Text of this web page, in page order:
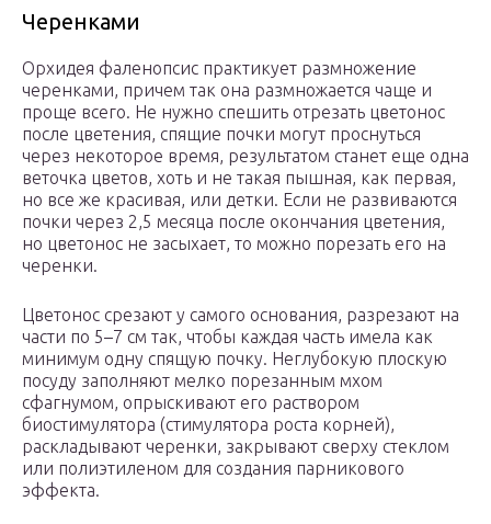
Черенками
Орхидея фаленопсис практикует размножение
черенками, причем так она размножается чаще и
проще всего. Не нужно спешить отрезать цветонос
после цветения, спящие почки могут проснуться
через некоторое время, результатом станет еще одна
веточка цветов, хоть и не такая пышная, как первая,
но все же красивая, или детки. Если не развиваются
почки через 2,5 месяца после окончания цветения,
но цветонос не засыхает, то можно порезать его на
черенки.
Цветонос срезают у самого основания, разрезают на
части по 5–7 см так, чтобы каждая часть имела как
минимум одну спящую почку. Неглубокую плоскую
посуду заполняют мелко порезанным мхом
сфагнумом, опрыскивают его раствором
биостимулятора (стимулятора роста корней),
раскладывают черенки, закрывают сверху стеклом
или полиэтиленом для создания парникового
эффекта.